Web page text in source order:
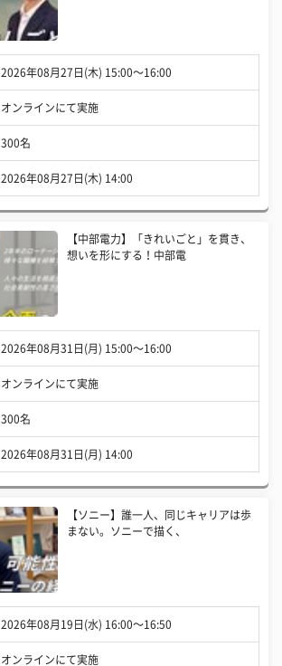
2026年08月27日(木) 15:00〜16:00
オンラインにて実施
300名
2026年08月27日(木) 14:00
【中部電力】「きれいごと」を貫き、
想いを形にする！中部電
2026年08月31日(月) 15:00〜16:00
オンラインにて実施
300名
2026年08月31日(月) 14:00
【ソニー】誰一人、同じキャリアは歩
まない。ソニーで描く、
2026年08月19日(水) 16:00〜16:50
オンラインにて実施